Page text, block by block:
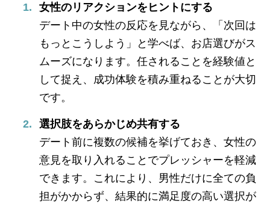
女性のリアクションをヒントにする
デート中の女性の反応を見ながら、「次回は
もっとこうしよう」と学べば、お店選びがス
ムーズになります。任されることを経験値と
して捉え、成功体験を積み重ねることが大切
です。
選択肢をあらかじめ共有する
デート前に複数の候補を挙げておき、女性の
意見を取り入れることでプレッシャーを軽減
できます。これにより、男性だけに全ての負
担がかからず、結果的に満足度の高い選択が